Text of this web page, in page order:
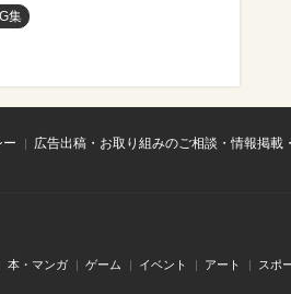
集
ー
広告出稿・お取り組みのご相談・情報掲載
本・マンガ ゲーム イベント アート スポ